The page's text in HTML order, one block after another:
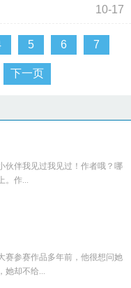
10-17
5 6 7
下一页
伙伴我见过我见过！作者哦？哪
。作...
赛参赛作品多年前，他很想问她
她却不给...